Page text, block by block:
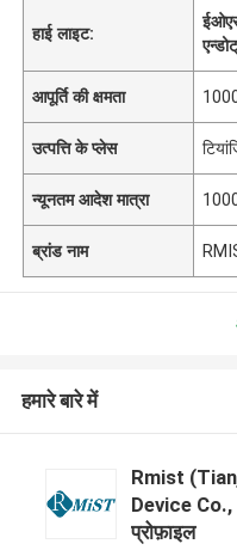
हाई लाइट:
आपूर्ति की क्षमता
उत्पत्ति के प्लेस
न्यूनतम आदेश मात्रा
ब्रांड नाम
हमारे बारे में
Rmist
Device Co.,
प्रोफ़ाइल